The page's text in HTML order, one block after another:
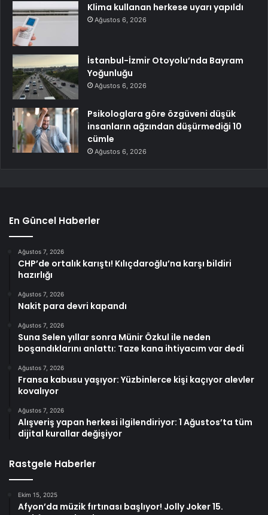
Klima kullanan herkese uyarı yapıldı
Ağustos 6, 2026
İstanbul-İzmir Otoyolu’nda Bayram
Yoğunluğu
Ağustos 6, 2026
Psikologlara göre özgüveni düşük
insanların ağzından düşürmediği 10
cümle
Ağustos 6, 2026
En Güncel Haberler
Ağustos 7, 2026
CHP’de ortalık karıştı! Kılıçdaroğlu’na karşı bildiri
hazırlığı
Ağustos 7, 2026
Nakit para devri kapandı
Ağustos 7, 2026
Suna Selen yıllar sonra Münir Özkul ile neden
boşandıklarını anlattı: Taze kana ihtiyacım var dedi
Ağustos 7, 2026
Fransa kabusu yaşıyor: Yüzbinlerce kişi kaçıyor alevler
kovalıyor
Ağustos 7, 2026
Alışveriş yapan herkesi ilgilendiriyor: 1 Ağustos’ta tüm
dijital kurallar değişiyor
Rastgele Haberler
Ekim 15, 2025
Afyon’da müzik fırtınası başlıyor! Jolly Joker 15.